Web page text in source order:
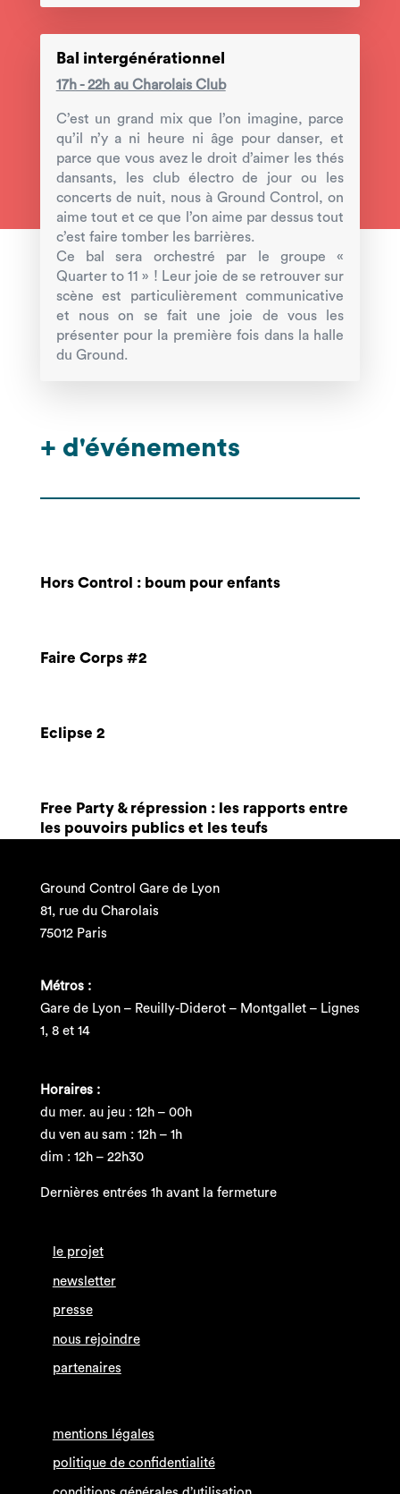
Bal intergénérationnel
17h - 22h au Charolais Club
C’est un grand mix que l’on imagine, parce
qu’il n’y a ni heure ni âge pour danser, et
parce que vous avez le droit d’aimer les thés
dansants, les club électro de jour ou les
concerts de nuit, nous à Ground Control, on
aime tout et ce que l’on aime par dessus tout
c’est faire tomber les barrières.
Ce bal sera orchestré par le groupe «
Quarter to 11 » ! Leur joie de se retrouver sur
scène est particulièrement communicative
et nous on se fait une joie de vous les
présenter pour la première fois dans la halle
du Ground.
+ d'événements
Hors Control : boum pour enfants
Faire Corps #2
Eclipse 2
Free Party & répression : les rapports entre
les pouvoirs publics et les teufs
Ground Control Gare de Lyon
81, rue du Charolais
75012 Paris
Métros :
Gare de Lyon – Reuilly-Diderot – Montgallet – Lignes
1, 8 et 14
Horaires :
du mer. au jeu : 12h – 00h
du ven au sam : 12h – 1h
dim : 12h – 22h30
Dernières entrées 1h avant la fermeture
le projet
newsletter
presse
nous rejoindre
partenaires
mentions légales
politique de confidentialité